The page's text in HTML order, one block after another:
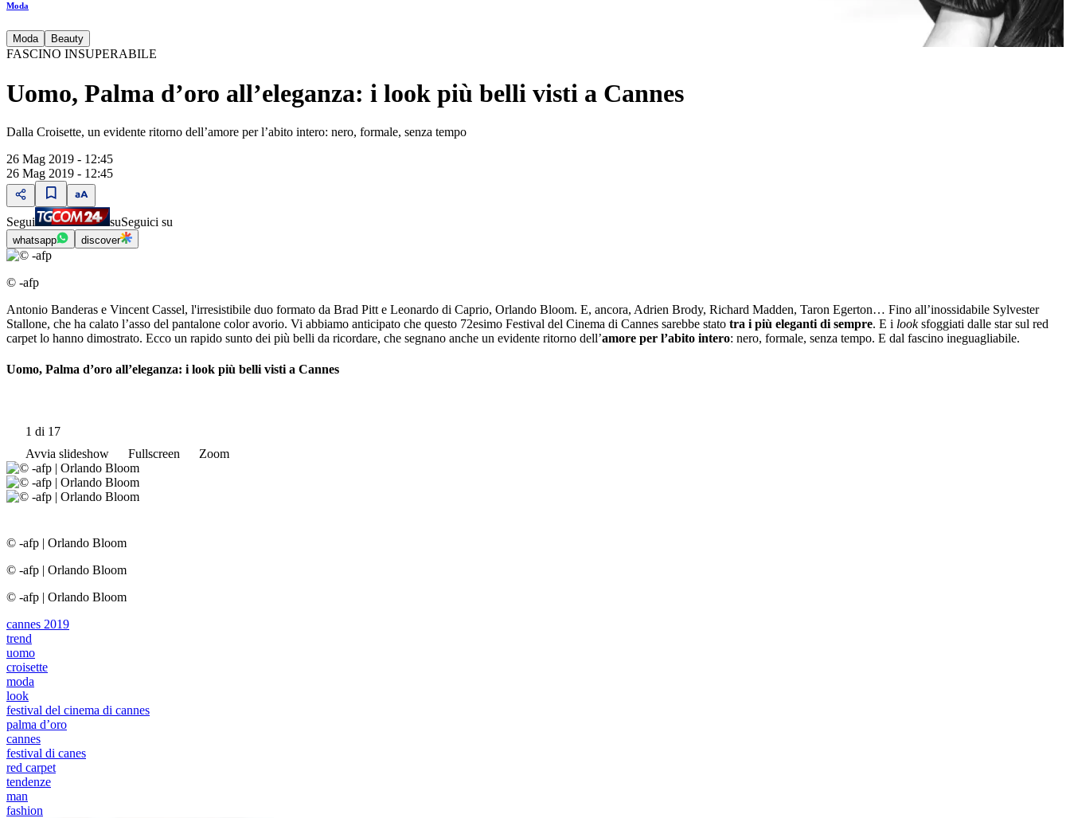
Moda
Moda Beauty
FASCINO INSUPERABILE
Uomo, Palma d’oro all’eleganza: i look più belli visti a Cannes
Dalla Croisette, un evidente ritorno dell’amore per l’abito intero: nero, formale, senza tempo
26 Mag 2019 - 12:45
26 Mag 2019 - 12:45
Segui suSeguici su
whatsapp discover
© -afp
Antonio Banderas e Vincent Cassel, l'irresistibile duo formato da Brad Pitt e Leonardo di Caprio, Orlando Bloom. E, ancora, Adrien Brody, Richard Madden, Taron Egerton… Fino all’inossidabile Sylvester
Stallone, che ha calato l’asso del pantalone color avorio. Vi abbiamo anticipato che questo 72esimo Festival del Cinema di Cannes sarebbe stato tra i più eleganti di sempre. E i looksfoggiati dalle star sul red
carpet lo hanno dimostrato. Ecco un rapido sunto dei più belli da ricordare, che segnano anche un evidente ritorno dell’amore per l’abito intero: nero, formale, senza tempo. E dal fascino ineguagliabile.
Uomo, Palma d’oro all’eleganza: i look più belli visti a Cannes
1 di 17
Avvia slideshow
Fullscreen Zoom
© -afp | Orlando Bloom
© -afp | Orlando Bloom
© -afp | Orlando Bloom
cannes 2019
trend
uomo
croisette
moda
look
festival del cinema di cannes
palma d’oro
cannes
festival di canes
red carpet
tendenze
man
fashion